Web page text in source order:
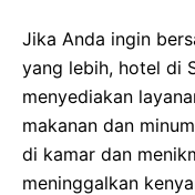
Jika Anda ingin
yang lebih, hotel di
menyediakan
makanan dan
di kamar dan
meninggalkan